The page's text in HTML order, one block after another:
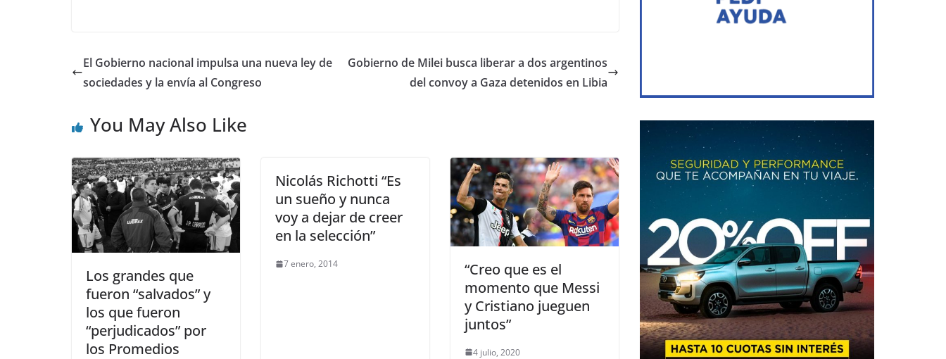
El Gobierno nacional impulsa una nueva ley de
sociedades y la envía al Congreso
Gobierno de Milei busca liberar a dos argentinos
del convoy a Gaza detenidos en Libia
You May Also Like
Los grandes que
fueron “salvados” y
los que fueron
“perjudicados” por
los Promedios
Nicolás Richotti “Es
un sueño y nunca
voy a dejar de creer
en la selección”
7 enero, 2014
“Creo que es el
momento que Messi
y Cristiano jueguen
juntos”
4 julio, 2020